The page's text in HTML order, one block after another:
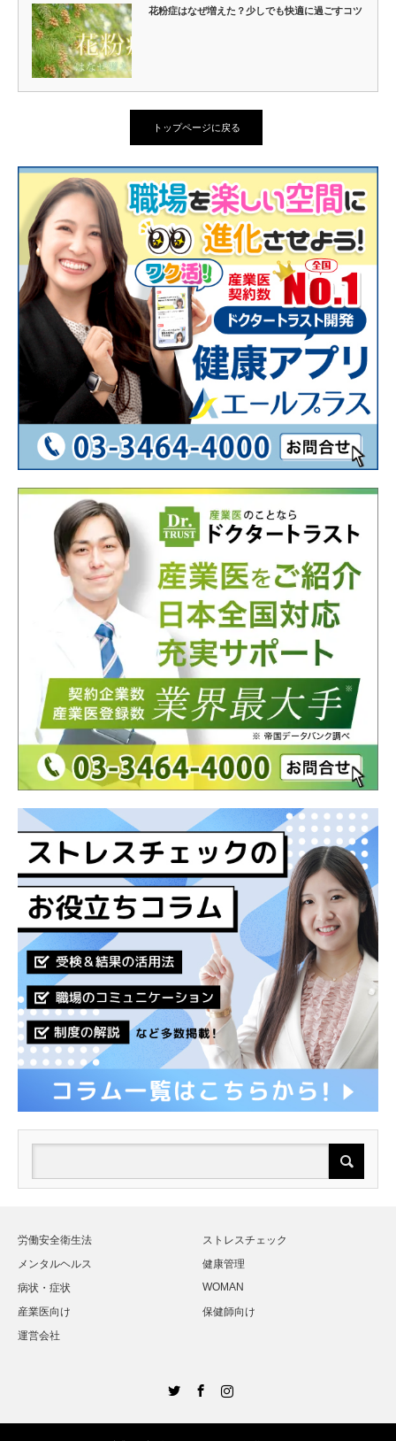
花粉症はなぜ増えた？少しでも快適に過ごすコツ
トップページに戻る
労働安全衛生法
ストレスチェック
メンタルヘルス
健康管理
病状・症状
WOMAN
産業医向け
保健師向け
運営会社